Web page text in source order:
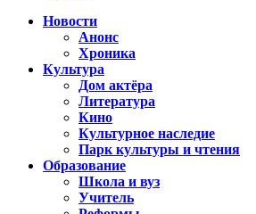
Новости
Анонс
Хроника
Культура
Дом актёра
Литература
Кино
Культурное наследие
Парк культуры и чтения
Образование
Школа и вуз
Учитель